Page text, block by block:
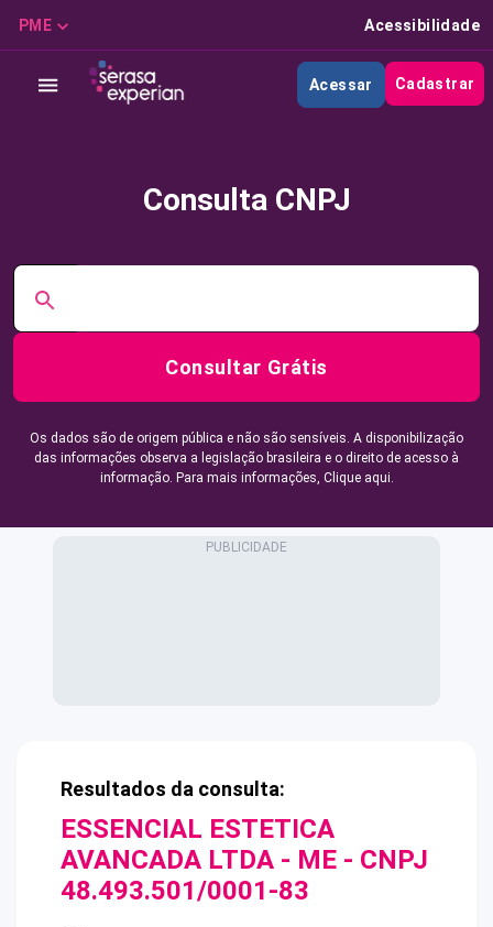
PME Acessibilidade
Acessar Cadastrar
Consulta CNPJ
Consultar Grátis
Os dados são de origem pública e não são sensíveis. A disponibilização
das informações observa a legislação brasileira e o direito de acesso à
informação. Para mais informações, Clique aqui.
Resultados da consulta:
ESSENCIAL ESTETICA
AVANCADA LTDA - ME - CNPJ
48.493.501/0001-83